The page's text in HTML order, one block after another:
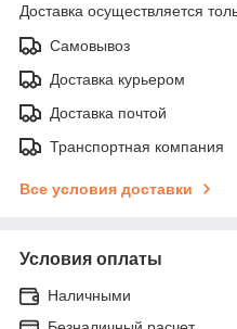
Доставка осуществляется
Самовывоз
Доставка курьером
Доставка почтой
Транспортная компания
Все условия доставки
Условия оплаты
Наличными